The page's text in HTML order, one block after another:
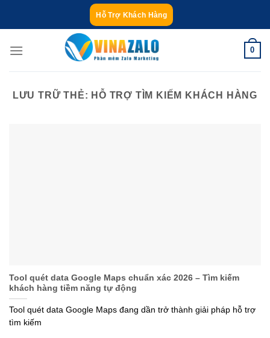
dung
Hỗ Trợ Khách Hàng
0
LƯU TRỮ THẺ: HỖ TRỢ TÌM KIẾM KHÁCH HÀNG
Tool quét data Google Maps chuẩn xác 2026 – Tìm kiếm
khách hàng tiềm năng tự động
Tool quét data Google Maps đang dần trở thành giải pháp hỗ trợ
tìm kiếm